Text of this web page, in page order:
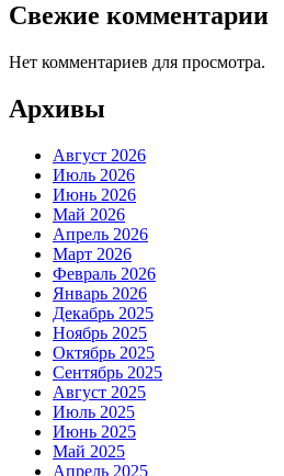
Свежие комментарии
Нет комментариев для просмотра.
Архивы
Август 2026
Июль 2026
Июнь 2026
Май 2026
Апрель 2026
Март 2026
Февраль 2026
Январь 2026
Декабрь 2025
Ноябрь 2025
Октябрь 2025
Сентябрь 2025
Август 2025
Июль 2025
Июнь 2025
Май 2025
Апрель 2025